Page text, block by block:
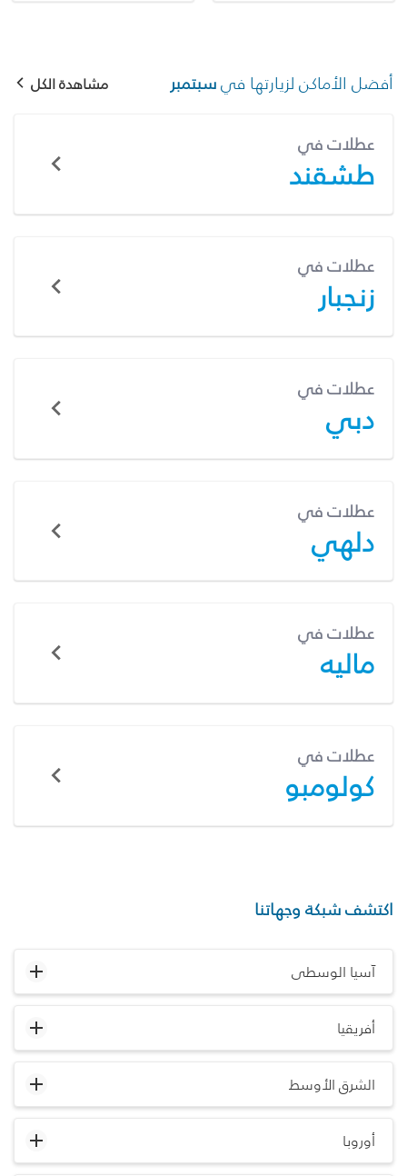
أفضل الأماكن لزيارتها فيسبتمبر مشاهدة الكل
عطلات في
طشقند
عطلات في
زنجبار
عطلات في
دبي
عطلات في
دلهي
عطلات في
ماليه
عطلات في
كولومبو
اكتشف شبكة وجهاتنا
آسيا الوسطى
أفريقيا
الشرق الأوسط
أوروبا